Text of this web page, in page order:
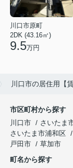
川口市原町
2DK (43.16㎡)
9.5万円
川口市の居住用【
市区町村から探す
川口市
さいたま
さいたま市浦和区
戸田市
草加市
町名から探す